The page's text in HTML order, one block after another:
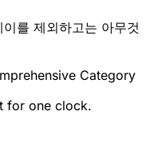
를 제외하고는 아무것
Category
for one clock.